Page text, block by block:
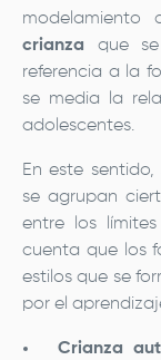
modelamiento
crianza que
referencia a la
se media la
adolescentes.
En este
se agrupan
entre los
cuenta que los
estilos que se
por el
Crianza